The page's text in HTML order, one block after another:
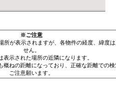
※ご注意
所が表示されますが、各物件の経度、緯度
せん。
表示された場所の近隣になります。
概ねの距離になっており、正確な距離での
ご注意願います。